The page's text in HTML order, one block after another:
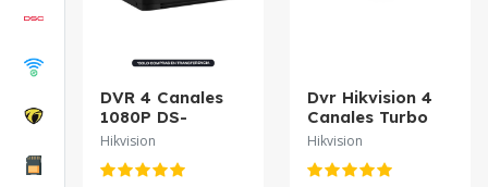
DVR 4 Canales
1080P DS-
7204HGHI-M1/T
Hikvision
Dvr Hikvision 4
Canales Turbo
Hd 2Mp Con
7204Hqhi-K1
Hikvision